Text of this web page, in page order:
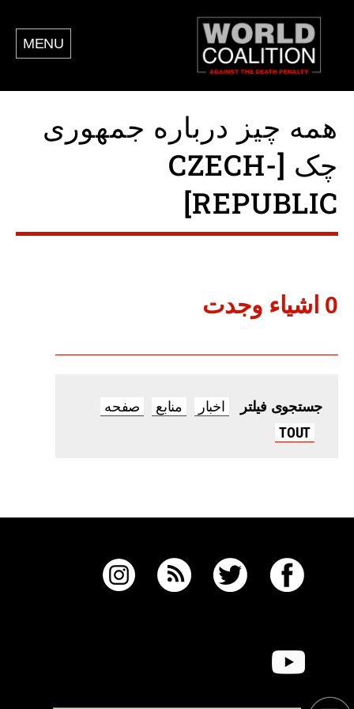
MENU
همه چیز درباره جمهوری
چک [CZECH-
REPUBLIC]
0 اشياء وجدت
جستجوی فیلتر اخبار منابع
صفحه
TOUT